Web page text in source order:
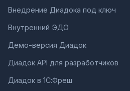
Внедрение Диадока под ключ
Внутренний ЭДО
Демо-версия Диадок
Диадок API для разработчиков
Диадок в 1С:Фреш